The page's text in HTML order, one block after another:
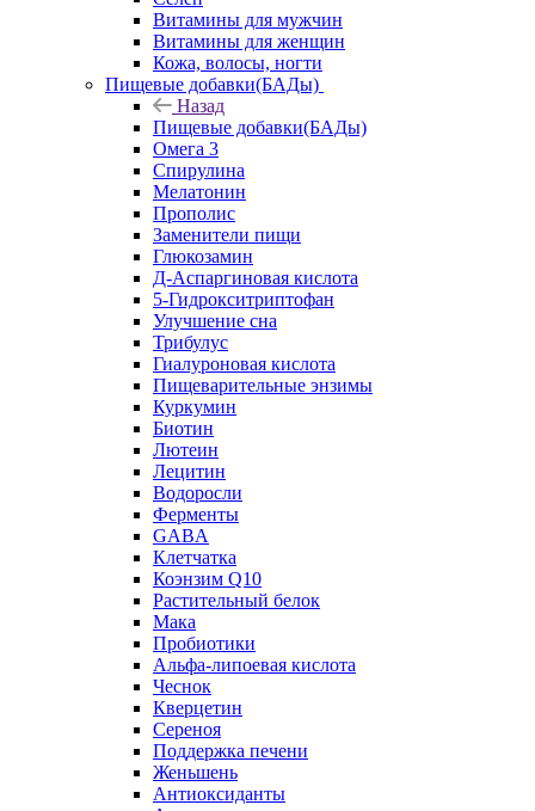
Витамины для мужчин
Витамины для женщин
Кожа, волосы, ногти
Пищевые добавки(БАДы)
Назад
Пищевые добавки(БАДы)
Омега 3
Спирулина
Мелатонин
Прополис
Заменители пищи
Глюкозамин
Д-Аспаргиновая кислота
5-Гидрокситриптофан
Улучшение сна
Трибулус
Гиалуроновая кислота
Пищеварительные энзимы
Куркумин
Биотин
Лютеин
Лецитин
Водоросли
Ферменты
GABA
Клетчатка
Коэнзим Q10
Растительный белок
Мака
Пробиотики
Альфа-липоевая кислота
Чеснок
Кверцетин
Сереноя
Поддержка печени
Женьшень
Антиоксиданты